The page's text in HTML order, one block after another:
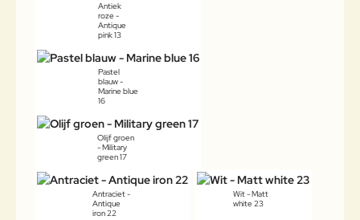
Antiek
roze -
Antique
pink 13
Pastel
blauw -
Marine blue
16
Olijf groen
- Military
green 17
Antraciet -
Antique
iron 22
Wit - Matt
white 23